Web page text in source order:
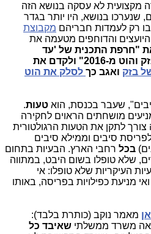
מקצועית לא עסקה בנושא הזה
שנערכו בנושא, היו יותר בגדר
רק לעמדות חבריהם מקבוצת
והדוחפים מטעמה את
"חרפת התכנית של 'עד
המדינה' שלמה פילבר עם בזק והוט מ-2016" ולקדם את
בזק ואגב כך לסלק את הוט
שעבר בכנסת, הוא טעות.
מושחתים הראוים לחקירה
צורך לתקן את הטעות הרגולטורית
סיבים וממילא סיבים
בכל רחבי הארץ. הבעיות בתחום
שלא טופלו בשום היבט, במתווה
העיקריות שלא טופלו: אי
מניעת כפילויות בפריסה, באותו
מאמר נוקב (כותרת בלבד):
משרד ממשלתי שאיבד כל